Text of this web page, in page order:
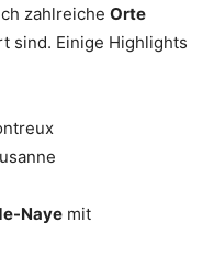
zahlreiche Orte
sind. Einige Highlights
Naye mit